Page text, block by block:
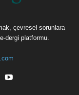
çevresel sorunlara
dergi platformu.